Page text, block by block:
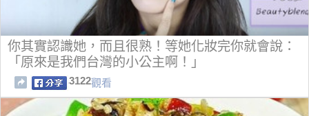
你其實認識她，而且很熟！等她化妝完你就會說：
「原來是我們台灣的小公主啊！」
3122觀看